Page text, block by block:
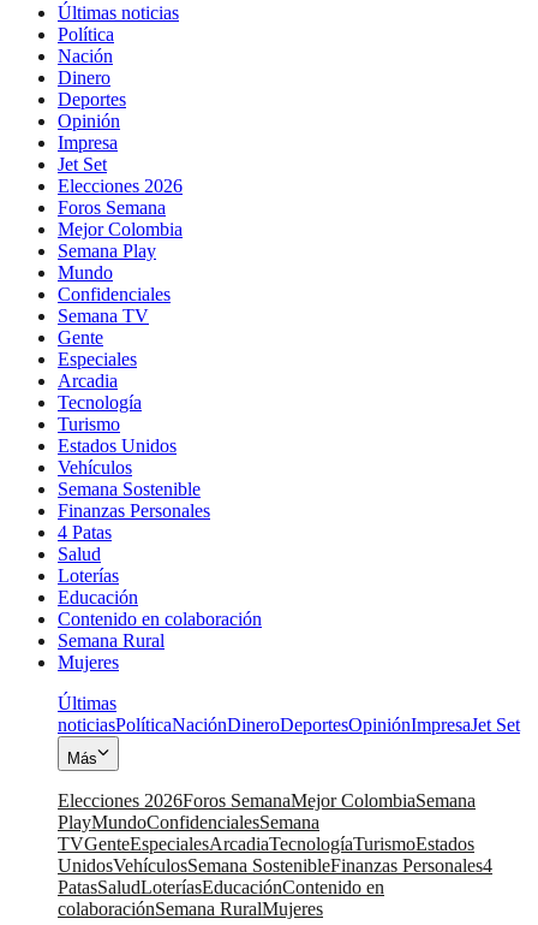
Últimas noticias
Política
Nación
Dinero
Deportes
Opinión
Impresa
Jet Set
Elecciones 2026
Foros Semana
Mejor Colombia
Semana Play
Mundo
Confidenciales
Semana TV
Gente
Especiales
Arcadia
Tecnología
Turismo
Estados Unidos
Vehículos
Semana Sostenible
Finanzas Personales
4 Patas
Salud
Loterías
Educación
Contenido en colaboración
Semana Rural
Mujeres
Últimas
noticiasPolíticaNaciónDineroDeportesOpiniónImpresaJet Set
Más
Elecciones 2026Foros SemanaMejor ColombiaSemana
PlayMundoConfidencialesSemana
TVGenteEspecialesArcadiaTecnologíaTurismoEstados
UnidosVehículosSemana SostenibleFinanzas Personales4
PatasSaludLoteríasEducaciónContenido en
colaboraciónSemana RuralMujeres